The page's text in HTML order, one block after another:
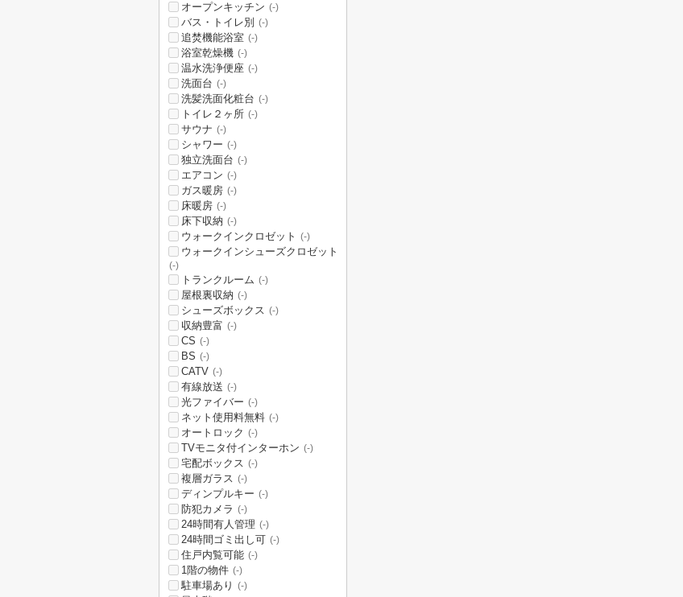
オープンキッチン (-)
バス・トイレ別 (-)
追焚機能浴室 (-)
浴室乾燥機 (-)
温水洗浄便座 (-)
洗面台 (-)
洗髪洗面化粧台 (-)
トイレ２ヶ所 (-)
サウナ (-)
シャワー (-)
独立洗面台 (-)
エアコン (-)
ガス暖房 (-)
床暖房 (-)
床下収納 (-)
ウォークインクロゼット (-)
ウォークインシューズクロゼット
(-)
トランクルーム (-)
屋根裏収納 (-)
シューズボックス (-)
収納豊富 (-)
CS (-)
BS (-)
CATV (-)
有線放送 (-)
光ファイバー (-)
ネット使用料無料 (-)
オートロック (-)
TVモニタ付インターホン (-)
宅配ボックス (-)
複層ガラス (-)
ディンプルキー (-)
防犯カメラ (-)
24時間有人管理 (-)
24時間ゴミ出し可 (-)
住戸内覧可能 (-)
1階の物件 (-)
駐車場あり (-)